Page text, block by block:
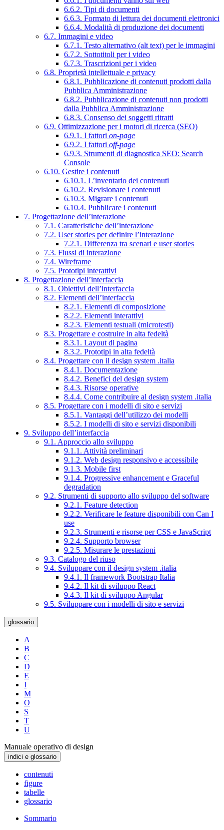
6.6.2. Tipi di documenti
6.6.3. Formato di lettura dei documenti elettronici
6.6.4. Modalità di produzione dei documenti
6.7. Immagini e video
6.7.1. Testo alternativo (alt text) per le immagini
6.7.2. Sottotitoli per i video
6.7.3. Trascrizioni per i video
6.8. Proprietà intellettuale e privacy
6.8.1. Pubblicazione di contenuti prodotti dalla
Pubblica Amministrazione
6.8.2. Pubblicazione di contenuti non prodotti
dalla Pubblica Amministrazione
6.8.3. Consenso dei soggetti ritratti
6.9. Ottimizzazione per i motori di ricerca (SEO)
6.9.1. I fattori on-page
6.9.2. I fattori off-page
6.9.3. Strumenti di diagnostica SEO: Search
Console
6.10. Gestire i contenuti
6.10.1. L’inventario dei contenuti
6.10.2. Revisionare i contenuti
6.10.3. Migrare i contenuti
6.10.4. Pubblicare i contenuti
7. Progettazione dell’interazione
7.1. Caratteristiche dell’interazione
7.2. User stories per definire l’interazione
7.2.1. Differenza tra scenari e user stories
7.3. Flussi di interazione
7.4. Wireframe
7.5. Prototipi interattivi
8. Progettazione dell’interfaccia
8.1. Obiettivi dell’interfaccia
8.2. Elementi dell’interfaccia
8.2.1. Elementi di composizione
8.2.2. Elementi interattivi
8.2.3. Elementi testuali (microtesti)
8.3. Progettare e costruire in alta fedeltà
8.3.1. Layout di pagina
8.3.2. Prototipi in alta fedeltà
8.4. Progettare con il design system .italia
8.4.1. Documentazione
8.4.2. Benefici del design system
8.4.3. Risorse operative
8.4.4. Come contribuire al design system .italia
8.5. Progettare con i modelli di sito e servizi
8.5.1. Vantaggi dell’utilizzo dei modelli
8.5.2. I modelli di sito e servizi disponibili
9. Sviluppo dell’interfaccia
9.1. Approccio allo sviluppo
9.1.1. Attività preliminari
9.1.2. Web design responsivo e accessibile
9.1.3. Mobile first
9.1.4. Progressive enhancement e Graceful
degradation
9.2. Strumenti di supporto allo sviluppo del software
9.2.1. Feature detection
9.2.2. Verificare le feature disponibili con Can I
use
9.2.3. Strumenti e risorse per CSS e JavaScript
9.2.4. Supporto browser
9.2.5. Misurare le prestazioni
9.3. Catalogo del riuso
9.4. Sviluppare con il design system .italia
9.4.1. Il framework Bootstrap Italia
9.4.2. Il kit di sviluppo React
9.4.3. Il kit di sviluppo Angular
9.5. Sviluppare con i modelli di sito e servizi
glossario
A
B
C
D
E
I
M
O
S
T
U
Manuale operativo di design
indici e glossario
contenuti
figure
tabelle
glossario
Sommario